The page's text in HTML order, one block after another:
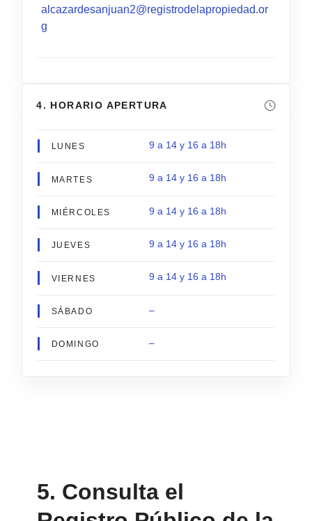
alcazardesanjuan2@registrodelapropiedad.or
g
4. HORARIO APERTURA
LUNES 9 a 14 y 16 a 18h
MARTES 9 a 14 y 16 a 18h
MIÉRCOLES 9 a 14 y 16 a 18h
JUEVES 9 a 14 y 16 a 18h
VIERNES 9 a 14 y 16 a 18h
SÁBADO –
DOMINGO –
5. Consulta el